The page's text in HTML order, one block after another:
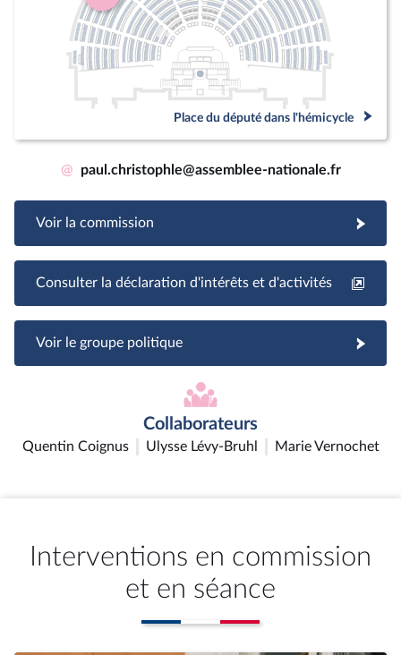
Place du député dans l'hémicycle
@ paul.christophle@assemblee-nationale.fr
Voir la commission
Consulter la déclaration d'intérêts et d'activités
Voir le groupe politique
Collaborateurs
Quentin Coignus Ulysse Lévy-Bruhl Marie Vernochet
Interventions en commission
et en séance